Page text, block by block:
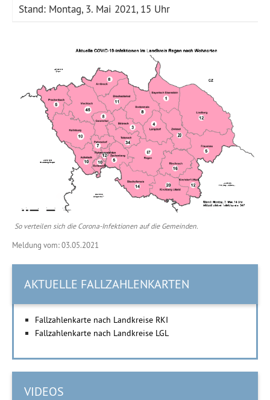
Stand: Montag, 3. Mai 2021, 15 Uhr
So verteilen sich die Corona-Infektionen auf die Gemeinden.
Meldung vom: 03.05.2021
AKTUELLE FALLZAHLENKARTEN
Fallzahlenkarte nach Landkreise RKI
Fallzahlenkarte nach Landkreise LGL
VIDEOS